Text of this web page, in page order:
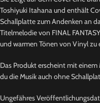
Toshiyuki Itahana und enthält
Schallplatte zum Andenken an
Titelmelodie von FINAL
und warmen Tönen von Vinyl zu
Das Produkt erscheint mit
du die Musik auch ohne
Ungefähres